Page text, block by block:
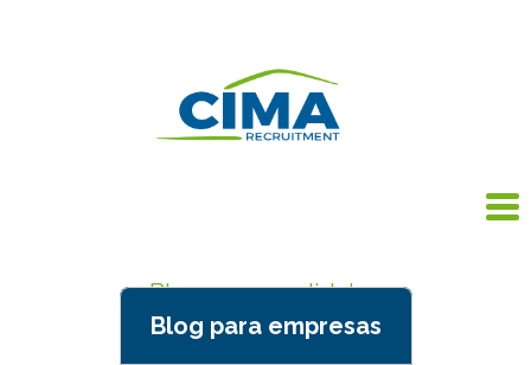
Blog para candidatos
Blog para empresas